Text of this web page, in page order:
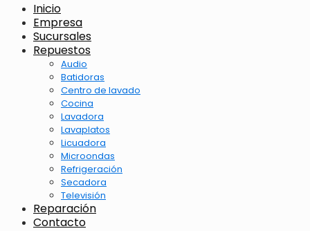
Inicio
Empresa
Sucursales
Repuestos
Audio
Batidoras
Centro de lavado
Cocina
Lavadora
Lavaplatos
Licuadora
Microondas
Refrigeración
Secadora
Televisión
Reparación
Contacto